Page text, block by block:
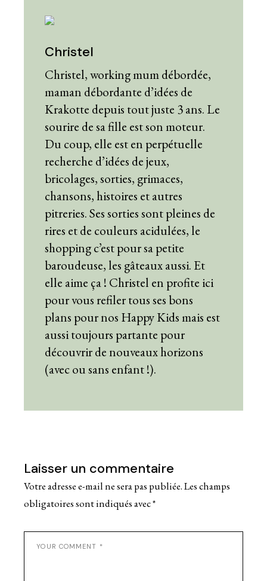
Christel
Christel, working mum débordée,
maman débordante d’idées de
Krakotte depuis tout juste 3 ans. Le
sourire de sa fille est son moteur.
Du coup, elle est en perpétuelle
recherche d’idées de jeux,
bricolages, sorties, grimaces,
chansons, histoires et autres
pitreries. Ses sorties sont pleines de
rires et de couleurs acidulées, le
shopping c’est pour sa petite
baroudeuse, les gâteaux aussi. Et
elle aime ça ! Christel en profite ici
pour vous refiler tous ses bons
plans pour nos Happy Kids mais est
aussi toujours partante pour
découvrir de nouveaux horizons
(avec ou sans enfant !).
Laisser un commentaire
Votre adresse e-mail ne sera pas publiée.Les champs
obligatoires sont indiqués avec*